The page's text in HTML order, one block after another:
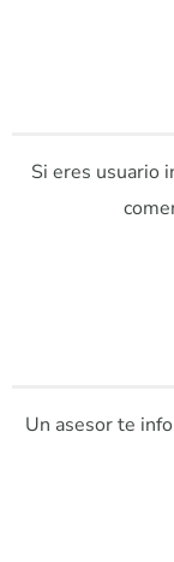
Si eres usuario
Un asesor te